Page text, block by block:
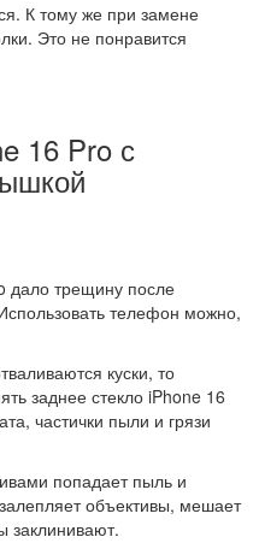
К тому же при замене
Это не понравится
16 Pro с
дало трещину после
телефон можно,
куски, то
заднее стекло iPhone 16
частички пыли и грязи
попадает пыль и
объективы, мешает
заклинивают.